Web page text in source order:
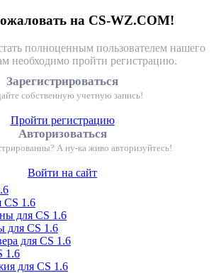
на CS-WZ.COM!
полноценным пользователем нашего
необходимо пройти регистрацию.
Зарегистрироваться
собственную учетную запись!
Пройти регистрацию
Авторизоваться
А ну-ка живо авторизуйтесь!
Войти на сайт
CS 1.6
для CS 1.6
для CS 1.6
для CS 1.6
1.6
для CS 1.6